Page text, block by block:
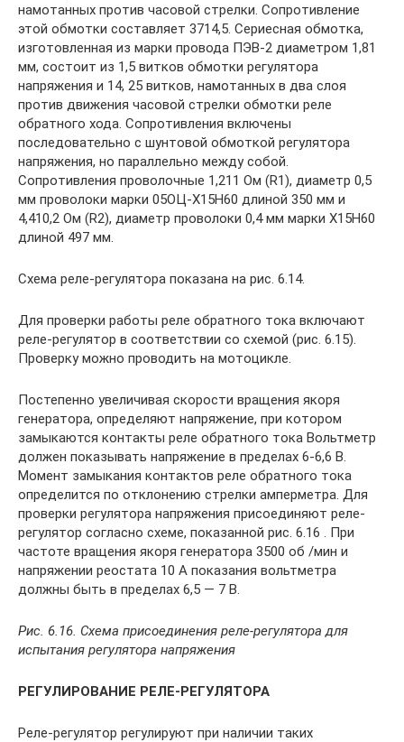
намотанных против часовой стрелки. Сопротивление
этой обмотки составляет 3714,5. Сериесная обмотка,
изготовленная из марки провода ПЭВ-2 диаметром 1,81
мм, состоит из 1,5 витков обмотки регулятора
напряжения и 14, 25 витков, намотанных в два слоя
против движения часовой стрелки обмотки реле
обратного хода. Сопротивления включены
последовательно с шунтовой обмоткой регулятора
напряжения, но параллельно между собой.
Сопротивления проволочные 1,211 Ом (R1), диаметр 0,5
мм проволоки марки 05ОЦ-Х15Н60 длиной 350 мм и
4,410,2 Ом (R2), диаметр проволоки 0,4 мм марки Х15Н60
длиной 497 мм.
Схема реле-регулятора показана на рис. 6.14.
Для проверки работы реле обратного тока включают
реле-регулятор в соответствии со схемой (рис. 6.15).
Проверку можно проводить на мотоцикле.
Постепенно увеличивая скорости вращения якоря
генератора, определяют напряжение, при котором
замыкаются контакты реле обратного тока Вольтметр
должен показывать напряжение в пределах 6-6,6 В.
Момент замыкания контактов реле обратного тока
определится по отклонению стрелки амперметра. Для
проверки регулятора напряжения присоединяют реле-
регулятор согласно схеме, показанной рис. 6.16 . При
частоте вращения якоря генератора 3500 об /мин и
напряжении реостата 10 А показания вольтметра
должны быть в пределах 6,5 — 7 В.
Рис. 6.16. Схема присоединения реле-регулятора для
испытания регулятора напряжения
РЕГУЛИРОВАНИЕ РЕЛЕ-РЕГУЛЯТОРА
Реле-регулятор регулируют при наличии таких